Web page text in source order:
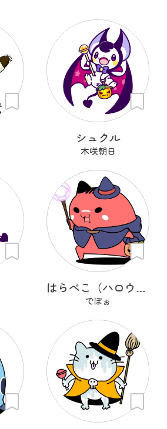
シュクル
木咲朝日
はらべこ（ハロウィン衣装）
でぼぉ